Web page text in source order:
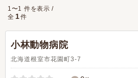
1〜1 件を表示 /
全 1件
小林動物病院
北海道根室市花園町3-7